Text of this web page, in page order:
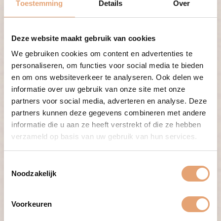
Toestemming Details Over
Deze website maakt gebruik van cookies
We gebruiken cookies om content en advertenties te
personaliseren, om functies voor social media te bieden
en om ons websiteverkeer te analyseren. Ook delen we
informatie over uw gebruik van onze site met onze
partners voor social media, adverteren en analyse. Deze
partners kunnen deze gegevens combineren met andere
informatie die u aan ze heeft verstrekt of die ze hebben
verzameld op basis van uw gebruik van hun services.
Noodzakelijk
Voorkeuren
Over DoctorConnect
Al meer dan 10 jaar zet DoctorConnect de juiste arts op de
juiste plek. Op het brede werkveld helpen we je de beste
keuzes te maken. Je wil niet dat een vacature aan je wordt
‘verkocht’, je wil een oprecht advies. Dáár maakt
DoctorConnect het verschil. Wij coachen carrières en
vervullen vacatures, in die volgorde. Dus spreekt deze
functie je aan, neem dan voor een eerlijk en open gesprek
contact op met: